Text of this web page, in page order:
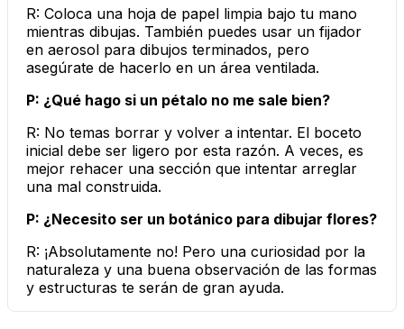
R: Coloca una hoja de papel limpia bajo tu mano
mientras dibujas. También puedes usar un fijador
en aerosol para dibujos terminados, pero
asegúrate de hacerlo en un área ventilada.
P: ¿Qué hago si un pétalo no me sale bien?
R: No temas borrar y volver a intentar. El boceto
inicial debe ser ligero por esta razón. A veces, es
mejor rehacer una sección que intentar arreglar
una mal construida.
P: ¿Necesito ser un botánico para dibujar flores?
R: ¡Absolutamente no! Pero una curiosidad por la
naturaleza y una buena observación de las formas
y estructuras te serán de gran ayuda.